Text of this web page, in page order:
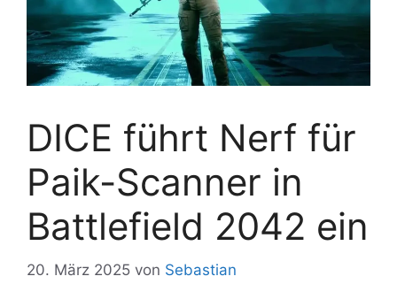
DICE führt Nerf für
Paik-Scanner in
Battlefield 2042 ein
20. März 2025 von Sebastian